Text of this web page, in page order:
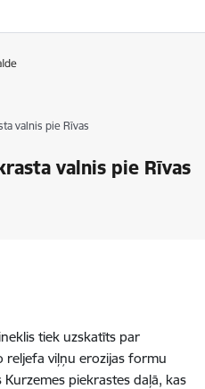
valnis pie Rīvas
valnis pie Rīvas
tiek uzskatīts par
reljefa viļņu erozijas formu
Kurzemes piekrastes daļā, kas